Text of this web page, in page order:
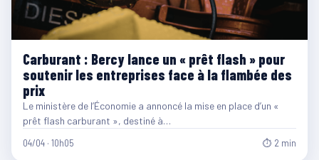
Carburant : Bercy lance un « prêt flash » pour
soutenir les entreprises face à la flambée des
prix
Le ministère de l’Économie a annoncé la mise en place d’un «
prêt flash carburant », destiné à…
04/04 · 10h05 ⏱ 2 min